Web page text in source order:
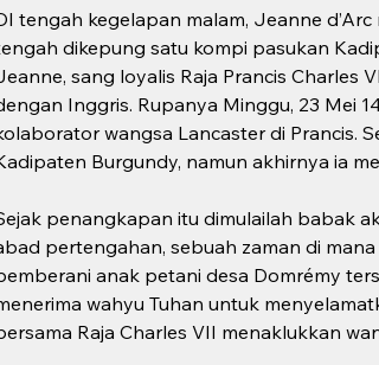
tengah kegelapan malam, Jeanne
dikepung satu kompi pasukan
sang loyalis Raja Prancis
Inggris. Rupanya Minggu, 23 Mei
wangsa Lancaster di Prancis.
Burgundy, namun akhirnya ia
penangkapan itu dimulailah babak
pertengahan, sebuah zaman di
anak petani desa Domrémy
wahyu Tuhan untuk
Raja Charles VII menaklukkan